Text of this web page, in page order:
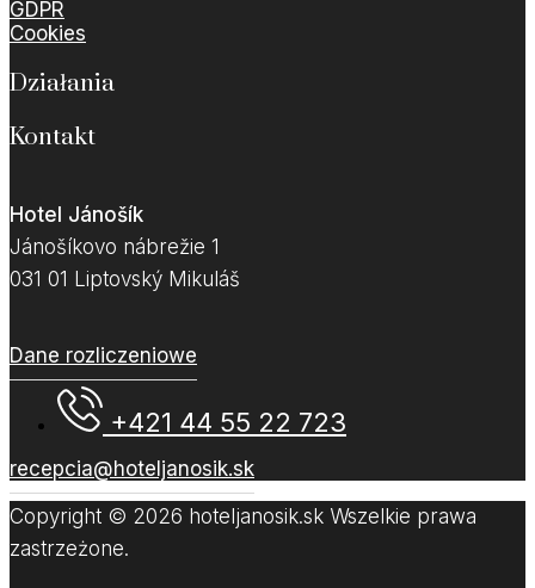
GDPR
Cookies
Działania
Kontakt
Hotel Jánošík
Jánošíkovo nábrežie 1
031 01 Liptovský Mikuláš
Dane rozliczeniowe
+421 44 55 22 723
recepcia@hoteljanosik.sk
Copyright © 2026 hoteljanosik.sk Wszelkie prawa
zastrzeżone.